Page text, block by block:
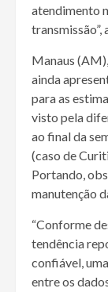
atendimento
Manaus
ainda
para as
visto pela
ao final da
(caso de
Portando,
manutenção
“Conforme
tendência
confiável,
entre os